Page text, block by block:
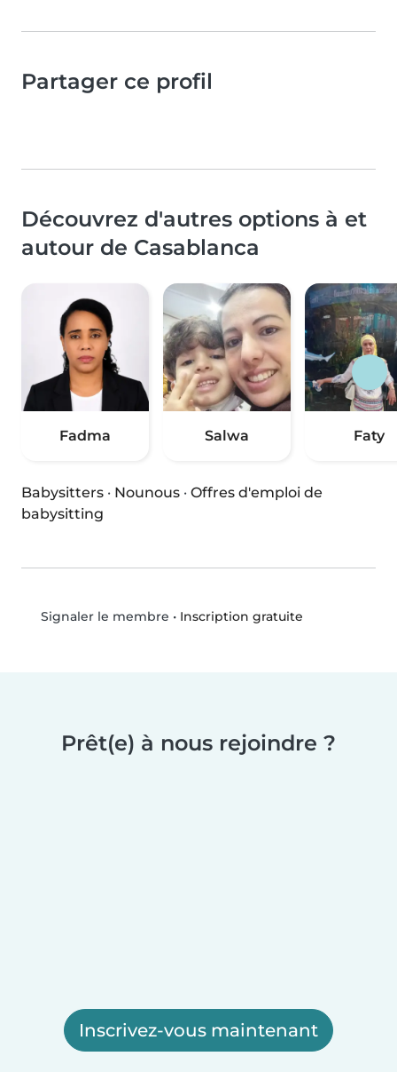
Partager ce profil
Découvrez d'autres options à et
autour de Casablanca
Fadma Salwa Faty
Babysitters · Nounous · Offres d'emploi de
babysitting
Signaler le membre • Inscription gratuite
Prêt(e) à nous rejoindre ?
Inscrivez-vous maintenant